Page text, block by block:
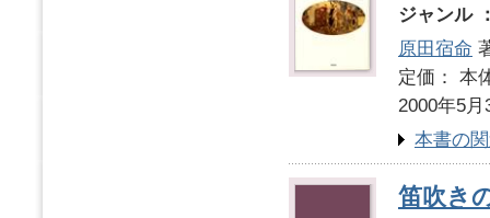
ジャンル
原田宿命
定価：
2000年5月
本書の
笛吹き